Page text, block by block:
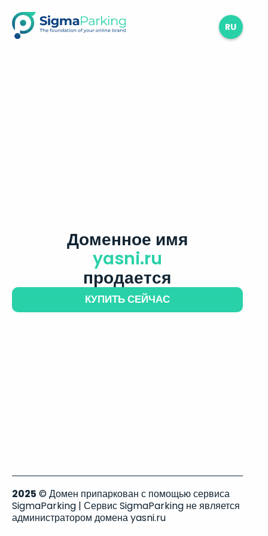
RU
Доменное имя
yasni.ru
продается
КУПИТЬ СЕЙЧАС
2025 © Домен припаркован с помощью сервиса
SigmaParking | Сервис SigmaParking не является
администратором домена yasni.ru